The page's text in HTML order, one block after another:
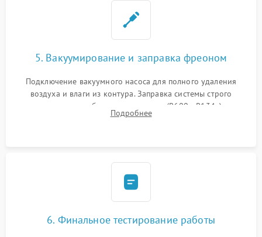
5. Вакуумирование и заправка фреоном
Подключение вакуумного насоса для полного удаления
воздуха и влаги из контура. Заправка системы строго
дозированным объемом хладагента (R600a, R134a) по
электронным весам. Контроль рабочего давления в системе.
Подробнее
6. Финальное тестирование работы